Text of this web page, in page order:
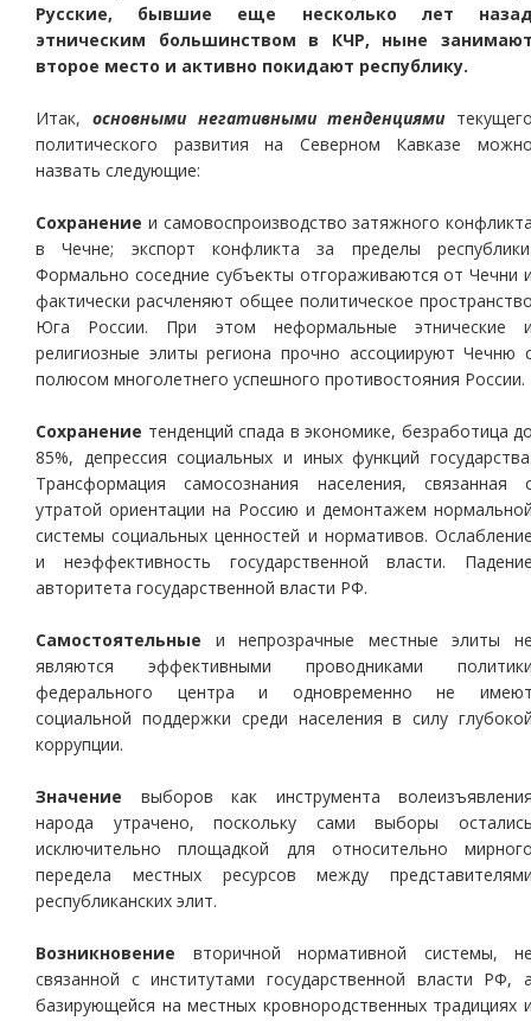
Русские, бывшие еще несколько лет
этническим большинством в КЧР, ныне
второе место и активно покидают республику.
Итак, основными негативными тенденциями
политического развития на Северном Кавказе
назвать следующие:
Cохранение и самовоспроизводство затяжного
в Чечне; экспорт конфликта за пределы
Формально соседние субъекты отгораживаются от Чечни
фактически расчленяют общее политическое
Юга России. При этом неформальные этнические
религиозные элиты региона прочно ассоциируют Чечню
полюсом многолетнего успешного противостояния России.
Сохранение тенденций спада в экономике, безработица
85%, депрессия социальных и иных функций
Трансформация самосознания населения, связанная
утратой ориентации на Россию и демонтажем
системы социальных ценностей и нормативов.
и неэффективность государственной власти.
авторитета государственной власти РФ.
Самостоятельные и непрозрачные местные элиты
являются эффективными проводниками
федерального центра и одновременно не
социальной поддержки среди населения в силу
коррупции.
Значение выборов как инструмента
народа утрачено, поскольку сами выборы
исключительно площадкой для относительно
передела местных ресурсов между
республиканских элит.
Возникновение вторичной нормативной системы,
связанной с институтами государственной власти РФ,
базирующейся на местных кровнородственных традициях